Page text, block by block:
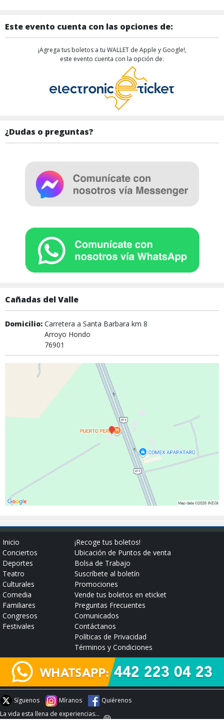
Este evento cuenta con las opciones de:
¡Agrega tus boletos a tu WALLET de Apple y Google!,
este evento cuenta con la opción de:
¿Dudas o preguntas?
Cañadas del Valle
Domicilio: Carretera a Santa Barbara km 8
Arroyo Hondo
76901
Inicio
Conciertos
Deportes
Teatro
Culturales
Comedia
Familiares
Congresos
Festivales
¡Recoge tus boletos!
Ubicación de Puntos de venta
Bolsa de Trabajo
Suscríbete al boletín
Promociones
Vende tus boletos en eticket
Preguntas Frecuentes
Comunicados
Contáctanos
Políticas de Privacidad
Términos y Condiciones
Síguenos Míranos
Quiérenos
La vida esta llena de experiencias... 😄